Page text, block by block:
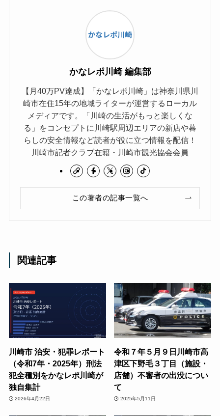
かなレポ川崎 編集部
【月40万PV達成】「かなレポ川崎」は神奈川県川
崎市在住15年の地域ライターが運営するローカル
メディアです。「川崎の生活がもっと楽しくな
る」をコンセプトに川崎駅周辺エリアの新店や暮
らしの安全情報など読者が役に立つ情報を配信！
川崎市記者クラブ在籍・川崎市観光協会会員
この著者の記事一覧へ
関連記事
川崎市 治安・犯罪レポート
（令和7年・2025年）刑法
犯全種別をかなレポ川崎が
独自集計
2026年4月22日
令和７年５月９日川崎市高
津区下野毛３丁目（施設・
店舗）不審者の出没につい
て
2025年5月11日